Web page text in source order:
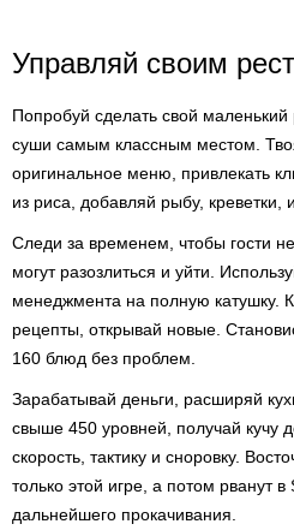
Управляй своим
Попробуй сделать свой
суши самым классным местом.
оригинальное меню, привлекать
из риса, добавляй рыбу, креветки,
Следи за временем, чтобы гости
могут разозлиться и уйти.
менеджмента на полную катушку.
рецепты, открывай новые.
160 блюд без проблем.
Зарабатывай деньги, расширяй
свыше 450 уровней, получай кучу
скорость, тактику и сноровку.
только этой игре, а потом рванут
дальнейшего прокачивания.